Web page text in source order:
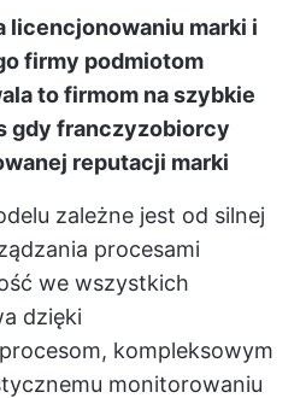
licencjonowaniu marki i
firmy podmiotom
to firmom na szybkie
gdy franczyzobiorcy
reputacji marki
zależne jest od silnej
procesami
we wszystkich
dzięki
kompleksowym
monitorowaniu